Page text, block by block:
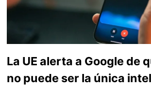
La UE alerta a Google de
no puede ser la única